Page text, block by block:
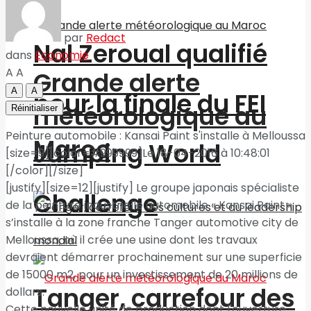
Grande alerte
météorologique au
Maroc
Tanger, carrefour des
Nal Zeroual qualifié
pour la finale du FEI
Jumping World
Challenge
par Redact
dans Economie
A A
A
A
Réinitialiser
Peinture automobile : Kansai Paint s'installe à Melloussa
[size=9][color=#999999]Le 18-04-2016 à 10:48:01
[/color][/size]
[justify][size=12][justify] Le groupe japonais spécialiste
de la peinture industrielle automobile « Kansai Paint »
s’installe à la zone franche Tanger automotive city de
Melloussa, où il crée une usine dont les travaux
devraient démarrer prochainement sur une superficie
de 15000 m2, pour un investissement de 20 millions de
dollars.